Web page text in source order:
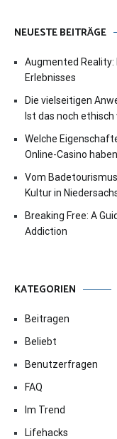
NEUESTE BEITRÄGE
Augmented Reality:
Erlebnisses
Die vielseitigen
Ist das noch
Welche
Online-Casino haben
Vom
Kultur in
Breaking Free: A
Addiction
KATEGORIEN
Beitragen
Beliebt
Benutzerfragen
FAQ
Im Trend
Lifehacks